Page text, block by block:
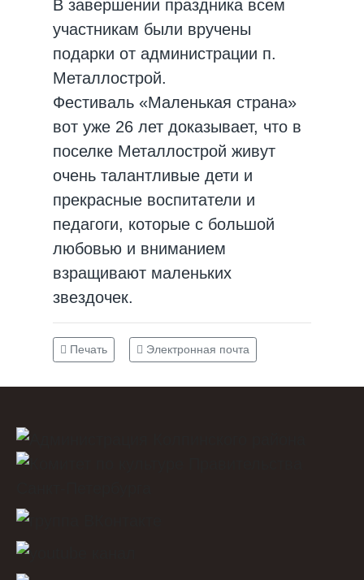
В завершении праздника всем
участникам были вручены
подарки от администрации п.
Металлострой.
Фестиваль «Маленькая страна»
вот уже 26 лет доказывает, что в
поселке Металлострой живут
очень талантливые дети и
прекрасные воспитатели и
педагоги, которые с большой
любовью и вниманием
взращивают маленьких
звездочек.
Печать Электронная почта